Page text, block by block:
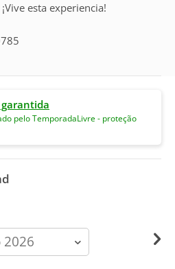
esta experiencia!
garantida
pelo TemporadaLivre - proteção